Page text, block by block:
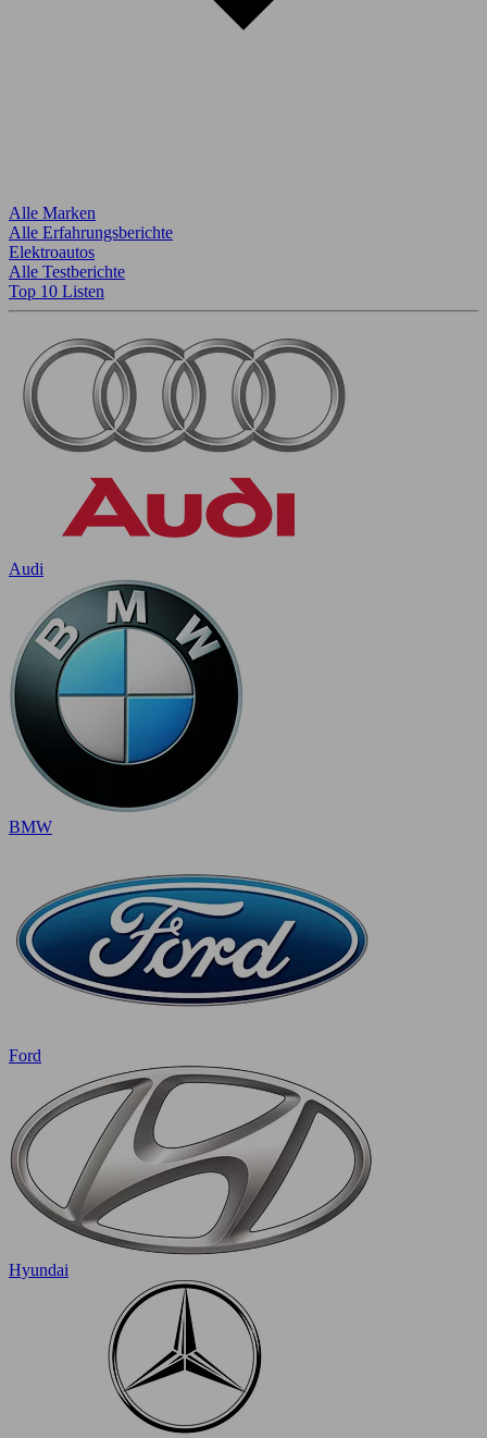
Alle Marken
Alle Erfahrungsberichte
Elektroautos
Alle Testberichte
Top 10 Listen
Audi
BMW
Ford
Hyundai